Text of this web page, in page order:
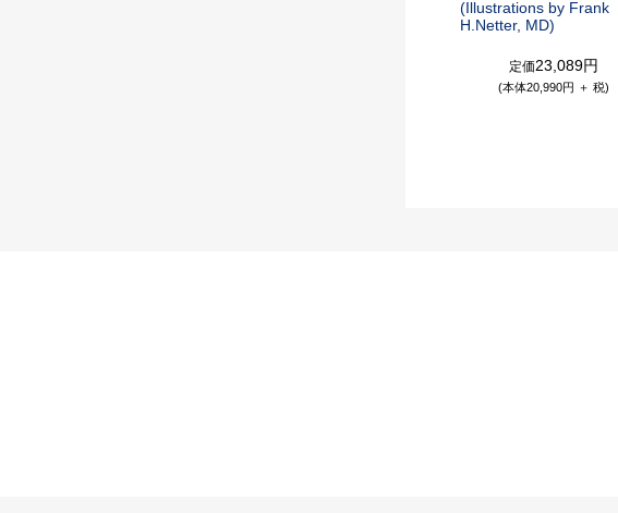
(Illustrations by Frank
H.Netter, MD)
定価23,089円
(本体20,990円 ＋ 税)